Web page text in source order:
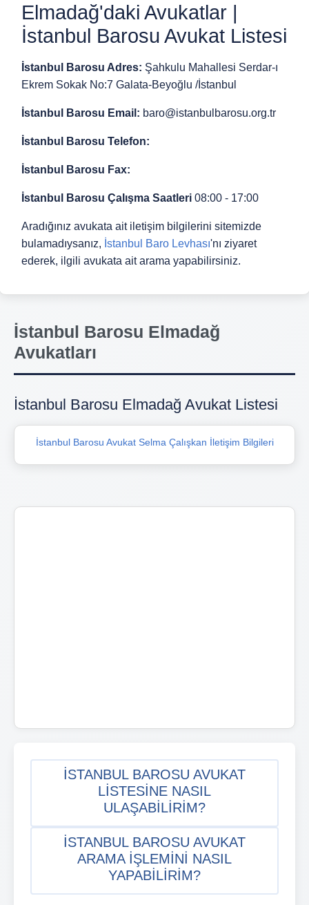
Elmadağ'daki Avukatlar |
İstanbul Barosu Avukat Listesi
İstanbul Barosu Adres: Şahkulu Mahallesi Serdar-ı
Ekrem Sokak No:7 Galata-Beyoğlu /İstanbul
İstanbul Barosu Email: baro@istanbulbarosu.org.tr
İstanbul Barosu Telefon:
İstanbul Barosu Fax:
İstanbul Barosu Çalışma Saatleri 08:00 - 17:00
Aradığınız avukata ait iletişim bilgilerini sitemizde
bulamadıysanız, İstanbul Baro Levhası'nı ziyaret
ederek, ilgili avukata ait arama yapabilirsiniz.
İstanbul Barosu Elmadağ
Avukatları
İstanbul Barosu Elmadağ Avukat Listesi
İstanbul Barosu Avukat Selma Çalışkan İletişim Bilgileri
İSTANBUL BAROSU AVUKAT
LISTESINE NASIL
ULAŞABILIRIM?
İSTANBUL BAROSU AVUKAT
ARAMA IŞLEMINI NASIL
YAPABILIRIM?